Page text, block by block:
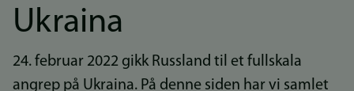
Ukraina
24. februar 2022 gikk Russland til et fullskala
angrep på Ukraina. På denne siden har vi samlet